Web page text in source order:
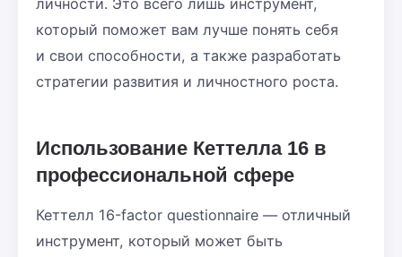
личности. Это всего лишь инструмент,
который поможет вам лучше понять себя
и свои способности, а также разработать
стратегии развития и личностного роста.
Использование Кеттелла 16 в
профессиональной сфере
Кеттелл 16-factor questionnaire — отличный
инструмент, который может быть